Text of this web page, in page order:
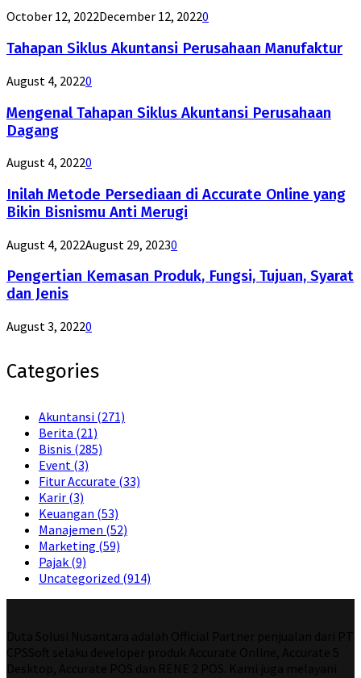
October 12, 2022December 12, 20220
Tahapan Siklus Akuntansi Perusahaan Manufaktur
August 4, 20220
Mengenal Tahapan Siklus Akuntansi Perusahaan
Dagang
August 4, 20220
Inilah Metode Persediaan di Accurate Online yang
Bikin Bisnismu Anti Merugi
August 4, 2022August 29, 20230
Pengertian Kemasan Produk, Fungsi, Tujuan, Syarat
dan Jenis
August 3, 20220
Categories
Akuntansi (271)
Berita (21)
Bisnis (285)
Event (3)
Fitur Accurate (33)
Karir (3)
Keuangan (53)
Manajemen (52)
Marketing (59)
Pajak (9)
Uncategorized (914)